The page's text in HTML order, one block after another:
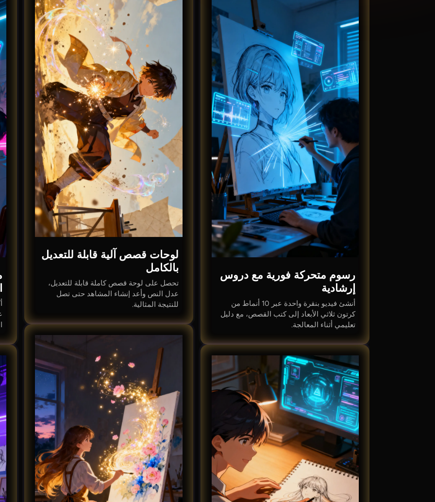
رسوم متحركة فورية مع دروس
إرشادية
أنشئ فيديو بنقرة واحدة عبر 10 أنماط من
كرتون ثلاثي الأبعاد إلى كتب القصص، مع دليل
تعليمي أثناء المعالجة.
لوحات قصص آلية قابلة للتعديل
بالكامل
تحصل على لوحة قصص كاملة قابلة للتعديل،
عدل النص وأعد إنشاء المشاهد حتى تصل
للنتيجة المثالية.